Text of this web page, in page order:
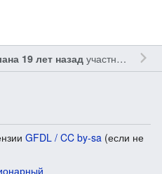
19 лет назадучастником Gleb
GFDL / CC by-sa (если не